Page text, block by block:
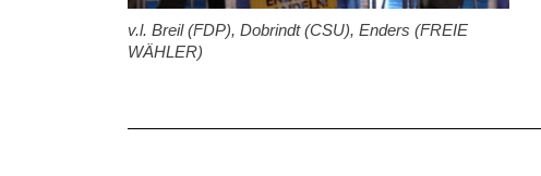
v.l. Breil (FDP), Dobrindt (CSU), Enders (FREIE
WÄHLER)